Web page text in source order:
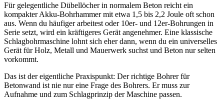
Für gelegentliche Dübellöcher in normalem Beton reicht ein
kompakter Akku-Bohrhammer mit etwa 1,5 bis 2,2 Joule oft schon
aus. Wenn du häufiger arbeitest oder 10er- und 12er-Bohrungen in
Serie setzt, wird ein kräftigeres Gerät angenehmer. Eine klassische
Schlagbohrmaschine lohnt sich eher dann, wenn du ein universelles
Gerät für Holz, Metall und Mauerwerk suchst und Beton nur selten
vorkommt.
Das ist der eigentliche Praxispunkt: Der richtige Bohrer für
Betonwand ist nie nur eine Frage des Bohrers. Er muss zur
Aufnahme und zum Schlagprinzip der Maschine passen.